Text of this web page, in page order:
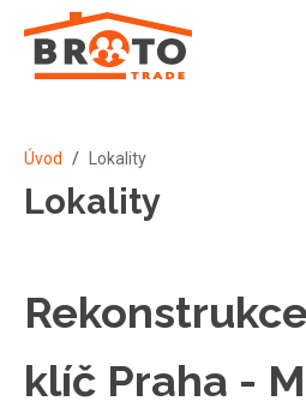
Úvod / Lokality
Lokality
klíč Praha -